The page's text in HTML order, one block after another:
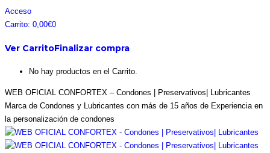
Saltar
al
Facebook
page
in
Instagram
page
in
Pinterest
page
in
Twitter
page
in
Acceso
Carrito: 0,00€0
Ver CarritoFinalizar compra
No hay productos en el Carrito.
WEB OFICIAL CONFORTEX – Condones | Preservativos| Lubricantes
Marca de Condones y Lubricantes con más de 15 años de Experiencia en
la personalización de condones